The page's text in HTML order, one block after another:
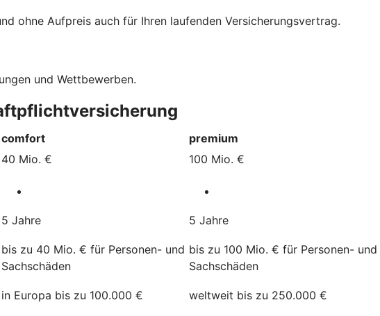
ohne Aufpreis auch für Ihren laufenden Versicherungsvertrag.
und Wettbewerben.
comfort
premium
40 Mio. € 100 Mio. €
5 Jahre 5 Jahre
bis zu 40 Mio. € für Personen- und
Sachschäden
bis zu 100 Mio. € für Personen- und
Sachschäden
in Europa bis zu 100.000 € weltweit bis zu 250.000 €